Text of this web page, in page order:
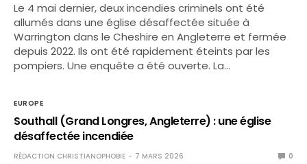
Le 4 mai dernier, deux incendies criminels ont été
allumés dans une église désaffectée située à
Warrington dans le Cheshire en Angleterre et fermée
depuis 2022. Ils ont été rapidement éteints par les
pompiers. Une enquête a été ouverte. La…
EUROPE
Southall (Grand Longres, Angleterre) : une église
désaffectée incendiée
RÉDACTION CHRISTIANOPHOBIE 7 MARS 2026 0